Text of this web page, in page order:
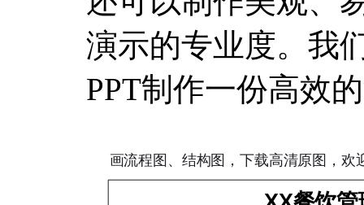
演示的专业度。我
PPT制作一份高效